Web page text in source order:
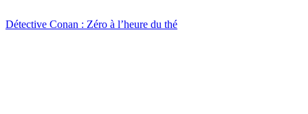
Détective Conan : Zéro à l’heure du thé